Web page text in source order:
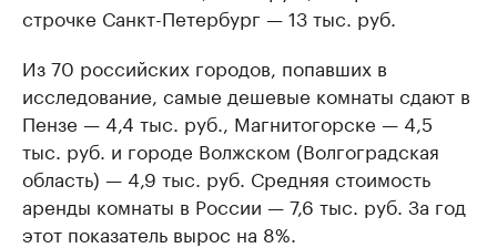
строчке Санкт-Петербург — 13 тыс. руб.
Из 70 российских городов, попавших в
исследование, самые дешевые комнаты сдают в
Пензе — 4,4 тыс. руб., Магнитогорске — 4,5
тыс. руб. и городе Волжском (Волгоградская
область) — 4,9 тыс. руб. Средняя стоимость
аренды комнаты в России — 7,6 тыс. руб. За год
этот показатель вырос на 8%.